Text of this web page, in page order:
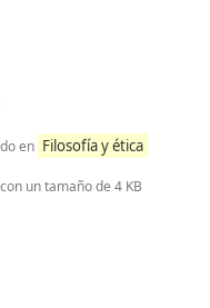
en Filosofía y ética
un tamaño de 4 KB